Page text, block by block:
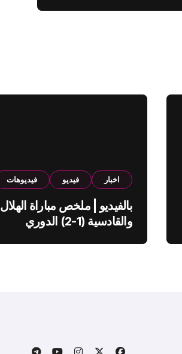
اخبار فيديو فيديوهات
بالفيديو | ملخص مباراة الهلال
والقادسية (1-2) الدوري